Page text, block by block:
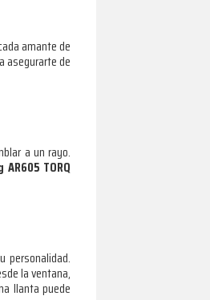
amante de
asegurarte de
a un rayo.
TORQ
personalidad.
la ventana,
llanta puede